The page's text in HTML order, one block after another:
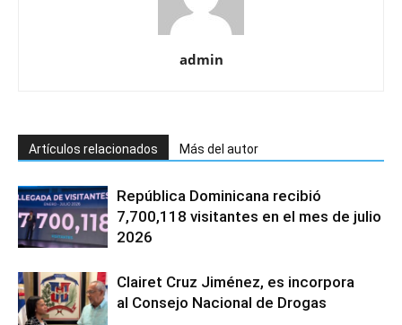
admin
Artículos relacionados Más del autor
República Dominicana recibió
7,700,118 visitantes en el mes de julio
2026
Clairet Cruz Jiménez, es incorpora
al Consejo Nacional de Drogas